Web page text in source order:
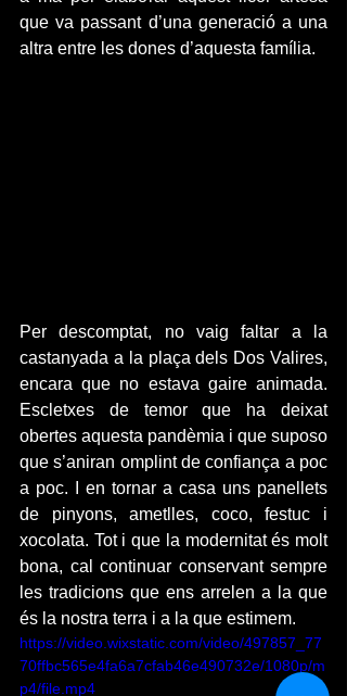
que va passant d’una generació a una
altra entre les dones d’aquesta família.
Per descomptat, no vaig faltar a la
castanyada a la plaça dels Dos Valires,
encara que no estava gaire animada.
Escletxes de temor que ha deixat
obertes aquesta pandèmia i que suposo
que s’aniran omplint de confiança a poc
a poc. I en tornar a casa uns panellets
de pinyons, ametlles, coco, festuc i
xocolata. Tot i que la modernitat és molt
bona, cal continuar conservant sempre
les tradicions que ens arrelen a la que
és la nostra terra i a la que estimem.
https://video.wixstatic.com/video/497857_77
70ffbc565e4fa6a7cfab46e490732e/1080p/m
p4/file.mp4